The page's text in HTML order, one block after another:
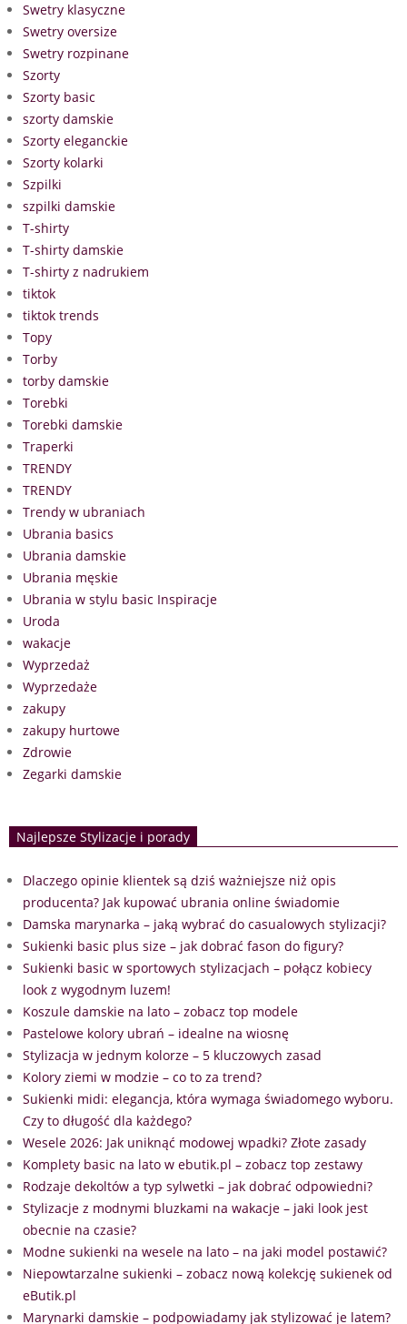
Swetry klasyczne
Swetry oversize
Swetry rozpinane
Szorty
Szorty basic
szorty damskie
Szorty eleganckie
Szorty kolarki
Szpilki
szpilki damskie
T-shirty
T-shirty damskie
T-shirty z nadrukiem
tiktok
tiktok trends
Topy
Torby
torby damskie
Torebki
Torebki damskie
Traperki
TRENDY
TRENDY
Trendy w ubraniach
Ubrania basics
Ubrania damskie
Ubrania męskie
Ubrania w stylu basic Inspiracje
Uroda
wakacje
Wyprzedaż
Wyprzedaże
zakupy
zakupy hurtowe
Zdrowie
Zegarki damskie
Najlepsze Stylizacje i porady
Dlaczego opinie klientek są dziś ważniejsze niż opis
producenta? Jak kupować ubrania online świadomie
Damska marynarka – jaką wybrać do casualowych stylizacji?
Sukienki basic plus size – jak dobrać fason do figury?
Sukienki basic w sportowych stylizacjach – połącz kobiecy
look z wygodnym luzem!
Koszule damskie na lato – zobacz top modele
Pastelowe kolory ubrań – idealne na wiosnę
Stylizacja w jednym kolorze – 5 kluczowych zasad
Kolory ziemi w modzie – co to za trend?
Sukienki midi: elegancja, która wymaga świadomego wyboru.
Czy to długość dla każdego?
Wesele 2026: Jak uniknąć modowej wpadki? Złote zasady
Komplety basic na lato w ebutik.pl – zobacz top zestawy
Rodzaje dekoltów a typ sylwetki – jak dobrać odpowiedni?
Stylizacje z modnymi bluzkami na wakacje – jaki look jest
obecnie na czasie?
Modne sukienki na wesele na lato – na jaki model postawić?
Niepowtarzalne sukienki – zobacz nową kolekcję sukienek od
eButik.pl
Marynarki damskie – podpowiadamy jak stylizować je latem?